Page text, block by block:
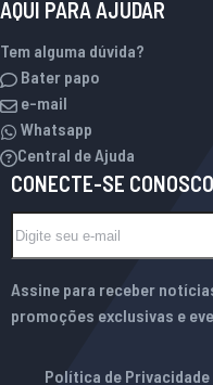
AQUI PARA AJUDAR
Tem alguma dúvida?
Bater papo
e-mail
Whatsapp
Central de Ajuda
CONECTE-SE CONOSCO
BOLETIM INFORMATIVO
Assine para receber
promoções exclusivas e
Política de Privacidade